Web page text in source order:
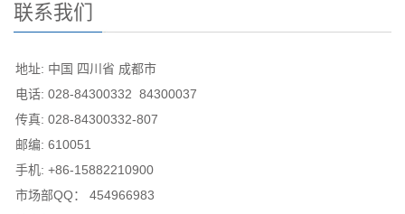
联系我们
地址: 中国 四川省 成都市
电话: 028-84300332 84300037
传真: 028-84300332-807
邮编: 610051
手机: +86-15882210900
市场部QQ： 454966983